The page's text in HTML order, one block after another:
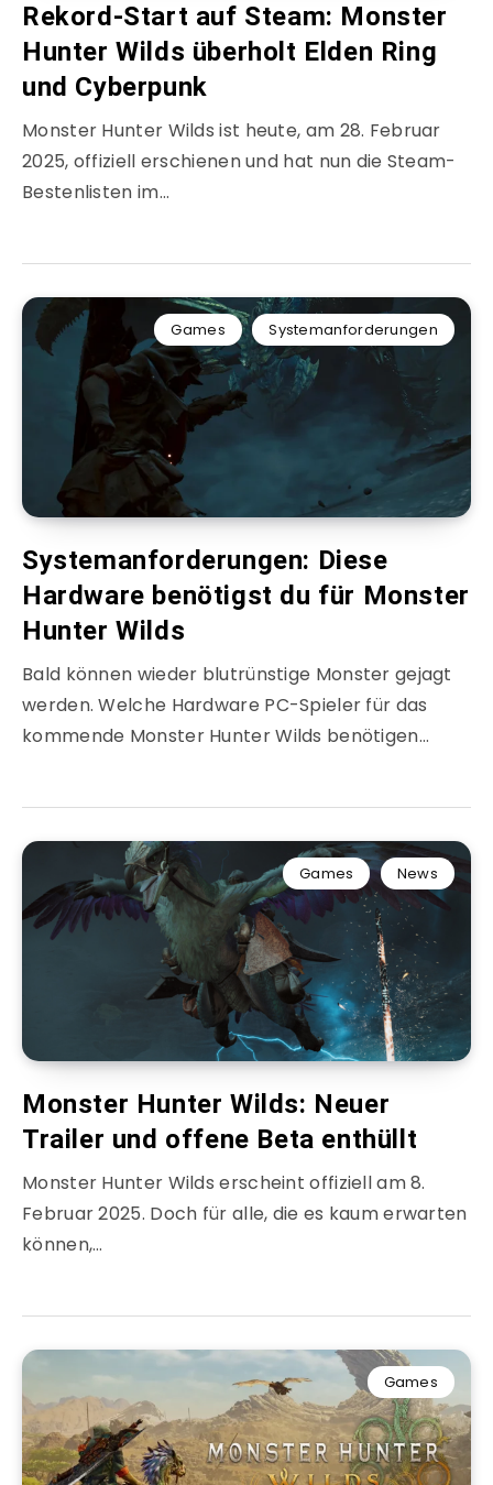
Rekord-Start auf Steam: Monster
Hunter Wilds überholt Elden Ring
und Cyberpunk
Monster Hunter Wilds ist heute, am 28. Februar
2025, offiziell erschienen und hat nun die Steam-
Bestenlisten im…
Games Systemanforderungen
Systemanforderungen: Diese
Hardware benötigst du für Monster
Hunter Wilds
Bald können wieder blutrünstige Monster gejagt
werden. Welche Hardware PC-Spieler für das
kommende Monster Hunter Wilds benötigen…
Games News
Monster Hunter Wilds: Neuer
Trailer und offene Beta enthüllt
Monster Hunter Wilds erscheint offiziell am 8.
Februar 2025. Doch für alle, die es kaum erwarten
können,…
Games